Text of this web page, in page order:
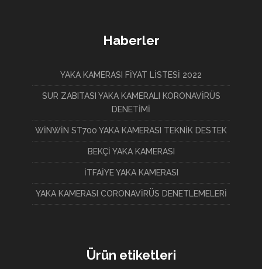
Haberler
YAKA KAMERASI FİYAT LİSTESİ 2022
SUR ZABITASI YAKA KAMERALI KORONAVİRÜS
DENETİMİ
WİNWİN ST700 YAKA KAMERASI TEKNİK DESTEK
BEKÇİ YAKA KAMERASI
İTFAİYE YAKA KAMERASI
YAKA KAMERASI CORONAVİRÜS DENETLEMELERİ
Ürün etiketleri